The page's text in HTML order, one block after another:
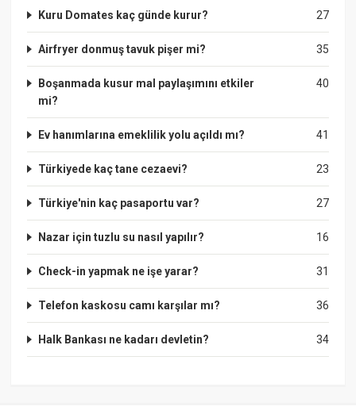
27
Kuru Domates kaç günde kurur?
35
Airfryer donmuş tavuk pişer mi?
40
Boşanmada kusur mal paylaşımını etkiler
mi?
41
Ev hanımlarına emeklilik yolu açıldı mı?
23
Türkiyede kaç tane cezaevi?
27
Türkiye'nin kaç pasaportu var?
16
Nazar için tuzlu su nasıl yapılır?
31
Check-in yapmak ne işe yarar?
36
Telefon kaskosu camı karşılar mı?
34
Halk Bankası ne kadarı devletin?